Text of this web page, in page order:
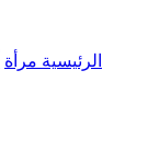
الرئيسية مرأة